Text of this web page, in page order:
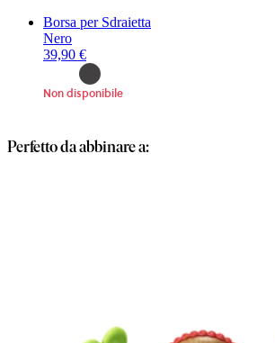
Borsa per Sdraietta
Nero
39,90 €
Non disponibile
Perfetto da abbinare a: